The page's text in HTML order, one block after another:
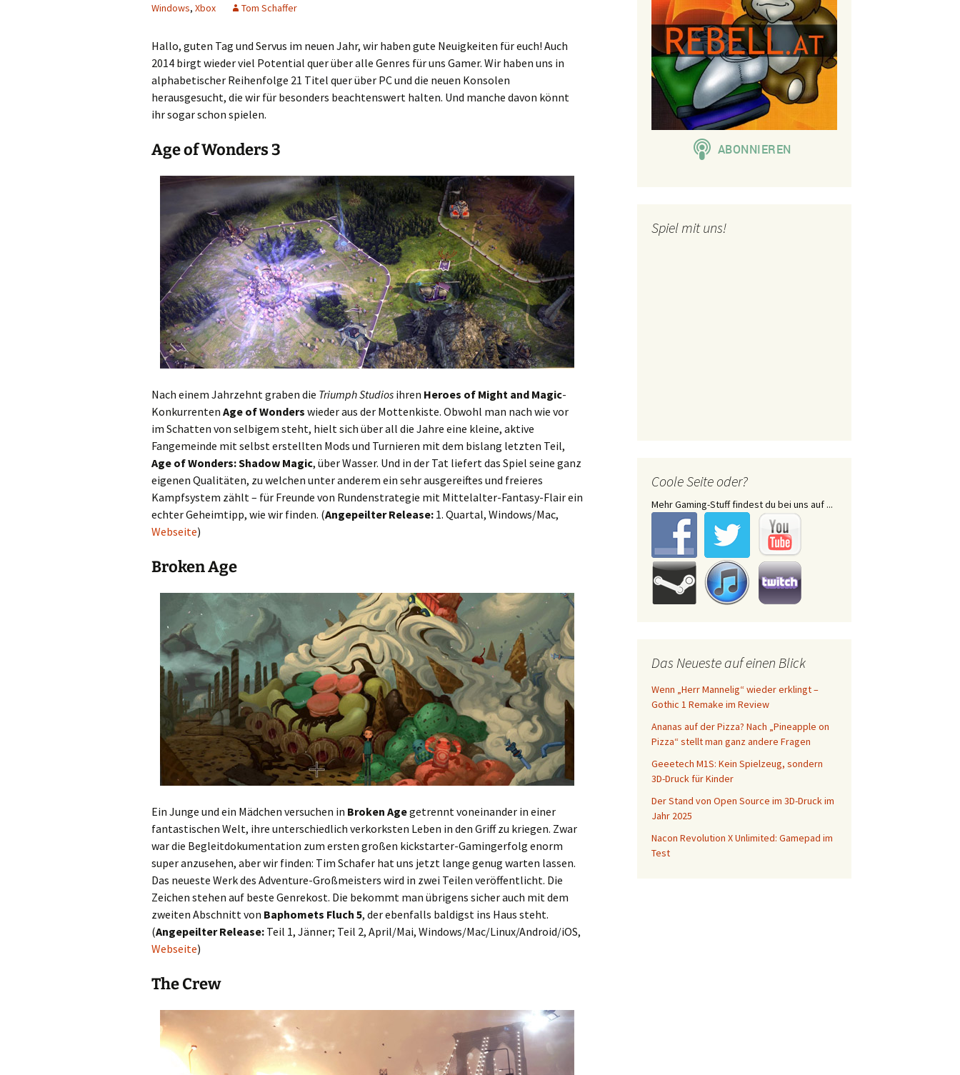
Windows, Xbox Tom Schaffer
Hallo, guten Tag und Servus im neuen Jahr, wir haben gute Neuigkeiten für euch! Auch
2014 birgt wieder viel Potential quer über alle Genres für uns Gamer. Wir haben uns in
alphabetischer Reihenfolge 21 Titel quer über PC und die neuen Konsolen
herausgesucht, die wir für besonders beachtenswert halten. Und manche davon könnt
ihr sogar schon spielen.
Age of Wonders 3
Nach einem Jahrzehnt graben die Triumph Studios ihren Heroes of Might and Magic-
Konkurrenten Age of Wonders wieder aus der Mottenkiste. Obwohl man nach wie vor
im Schatten von selbigem steht, hielt sich über all die Jahre eine kleine, aktive
Fangemeinde mit selbst erstellten Mods und Turnieren mit dem bislang letzten Teil,
Age of Wonders: Shadow Magic, über Wasser. Und in der Tat liefert das Spiel seine ganz
eigenen Qualitäten, zu welchen unter anderem ein sehr ausgereiftes und freieres
Kampfsystem zählt – für Freunde von Rundenstrategie mit Mittelalter-Fantasy-Flair ein
echter Geheimtipp, wie wir finden. (Angepeilter Release: 1. Quartal, Windows/Mac,
Webseite)
Broken Age
Ein Junge und ein Mädchen versuchen in Broken Agegetrennt voneinander in einer
fantastischen Welt, ihre unterschiedlich verkorksten Leben in den Griff zu kriegen. Zwar
war die Begleitdokumentation zum ersten großen kickstarter-Gamingerfolg enorm
super anzusehen, aber wir finden: Tim Schafer hat uns jetzt lange genug warten lassen.
Das neueste Werk des Adventure-Großmeisters wird in zwei Teilen veröffentlicht. Die
Zeichen stehen auf beste Genrekost. Die bekommt man übrigens sicher auch mit dem
zweiten Abschnitt von Baphomets Fluch 5, der ebenfalls baldigst ins Haus steht.
(Angepeilter Release: Teil 1, Jänner; Teil 2, April/Mai, Windows/Mac/Linux/Android/iOS,
Webseite)
The Crew
Spiel mit uns!
Coole Seite oder?
Mehr Gaming-Stuff findest du bei uns auf ...
Das Neueste auf einen Blick
Wenn „Herr Mannelig“ wieder erklingt –
Gothic 1 Remake im Review
Ananas auf der Pizza? Nach „Pineapple on
Pizza“ stellt man ganz andere Fragen
Geeetech M1S: Kein Spielzeug, sondern
3D-Druck für Kinder
Der Stand von Open Source im 3D-Druck im
Jahr 2025
Nacon Revolution X Unlimited: Gamepad im
Test